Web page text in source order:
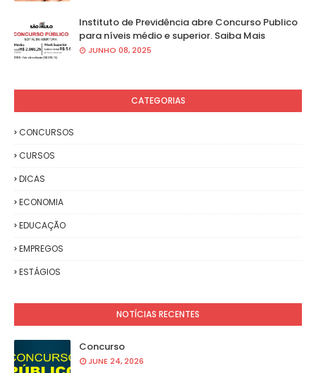
Instituto de Previdência abre Concurso Publico
para níveis médio e superior. Saiba Mais
JUNHO 08, 2025
CATEGORIAS
CONCURSOS
CURSOS
DICAS
ECONOMIA
EDUCAÇÃO
EMPREGOS
ESTÁGIOS
NOTÍCIAS RECENTES
Concurso
JUNE 24, 2026